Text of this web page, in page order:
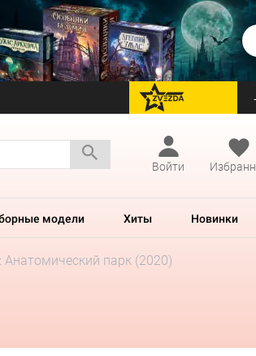
перейти на Zvezda
Войти
модели Хиты Новинки
Анатомический парк (2020)